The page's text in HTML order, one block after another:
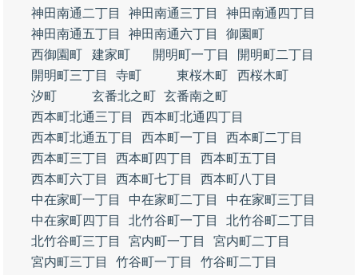
神田南通二丁目
神田南通三丁目
神田南通四丁目
神田南通五丁目
神田南通六丁目
御園町
西御園町
建家町 開明町一丁目
開明町二丁目
開明町三丁目
寺町 東桜木町
西桜木町
汐町
玄番北之町 玄番南之町
西本町北通三丁目
西本町北通四丁目
西本町北通五丁目
西本町一丁目
西本町二丁目
西本町三丁目
西本町四丁目
西本町五丁目
西本町六丁目
西本町七丁目
西本町八丁目
中在家町一丁目
中在家町二丁目
中在家町三丁目
中在家町四丁目
北竹谷町一丁目
北竹谷町二丁目
北竹谷町三丁目
宮内町一丁目
宮内町二丁目
宮内町三丁目
竹谷町一丁目
竹谷町二丁目